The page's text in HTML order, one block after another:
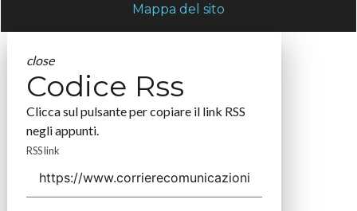
Mappa del sito
close
Codice Rss
Clicca sul pulsante per copiare il link RSS
negli appunti.
RSS link